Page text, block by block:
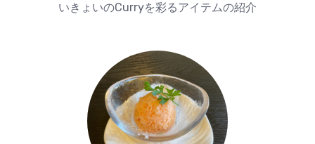
いきょいのCurryを彩るアイテムの紹介